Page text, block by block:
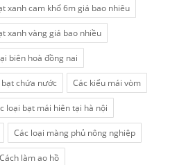
xanh cam khổ 6m giá bao nhiêu
xanh vàng giá bao nhiều
biên hoà đồng nai
bạt chứa nước Các kiểu mái vòm
loại bạt mái hiên tại hà nội
Các loại màng phủ nông nghiệp
Cách làm ao hồ